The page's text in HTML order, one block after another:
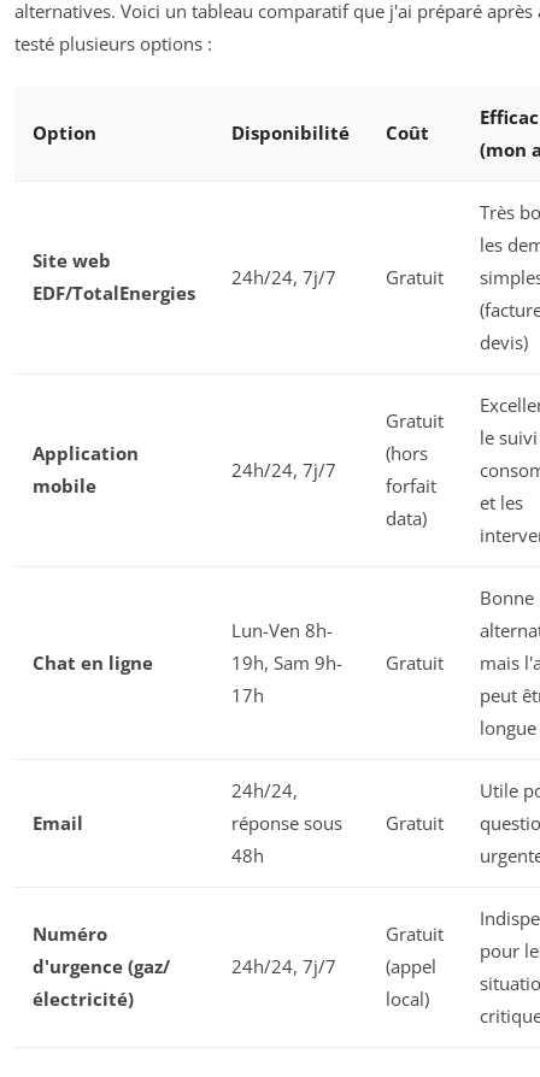
alternatives. Voici un tableau comparatif que j'ai préparé après
testé plusieurs options :
Option Disponibilité Coût
(mon
Site web
EDF/TotalEnergies
24h/24, 7j/7 Gratuit
Très
les
devis)
Application
mobile
24h/24, 7j/7
Gratuit
(hors
forfait
data)
le
et les
Chat en ligne
Lun-Ven 8h-
19h, Sam 9h-
17h
Gratuit
Bonne
mais
peut
longue
Email
24h/24,
réponse sous
48h
Gratuit
Utile
Numéro
d'urgence (gaz/
électricité)
24h/24, 7j/7
Gratuit
(appel
local)
pour